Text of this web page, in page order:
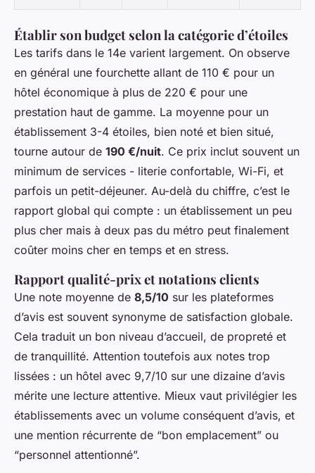
Établir son budget selon la catégorie d’étoiles
Les tarifs dans le 14e varient largement. On observe
en général une fourchette allant de 110 € pour un
hôtel économique à plus de 220 € pour une
prestation haut de gamme. La moyenne pour un
établissement 3-4 étoiles, bien noté et bien situé,
tourne autour de 190 €/nuit. Ce prix inclut souvent un
minimum de services - literie confortable, Wi-Fi, et
parfois un petit-déjeuner. Au-delà du chiffre, c’est le
rapport global qui compte : un établissement un peu
plus cher mais à deux pas du métro peut finalement
coûter moins cher en temps et en stress.
Rapport qualité-prix et notations clients
Une note moyenne de 8,5/10 sur les plateformes
d’avis est souvent synonyme de satisfaction globale.
Cela traduit un bon niveau d’accueil, de propreté et
de tranquillité. Attention toutefois aux notes trop
lissées : un hôtel avec 9,7/10 sur une dizaine d’avis
mérite une lecture attentive. Mieux vaut privilégier les
établissements avec un volume conséquent d’avis, et
une mention récurrente de “bon emplacement” ou
“personnel attentionné”.